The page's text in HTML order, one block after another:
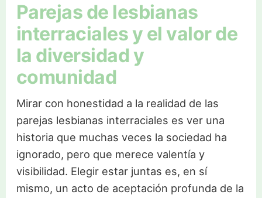
Parejas de lesbianas
interraciales y el valor de
la diversidad y
comunidad
Mirar con honestidad a la realidad de las
parejas lesbianas interraciales es ver una
historia que muchas veces la sociedad ha
ignorado, pero que merece valentía y
visibilidad. Elegir estar juntas es, en sí
mismo, un acto de aceptación profunda de la